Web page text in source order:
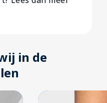
in de